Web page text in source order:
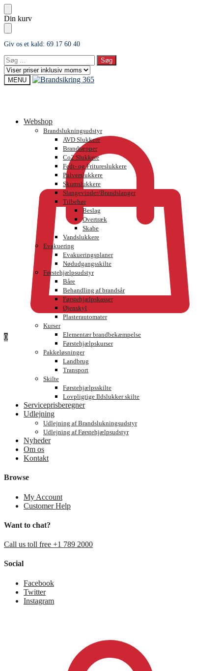
Skip
to
navigation
Skip
to
content
Din kurv
Giv os et kald: 69 17 60 40
Søg
efter:
MENU
0
Webshop
Brandslukningsudstyr
AVD Slukkere
Brandtæpper
Co2 Slukkere
Fedt- og Fritureslukkere
Pulverslukkere
Skumslukkere
Slangevinder/Brandslanger
Tilbehør
Beslag
Overtræk
Skabe
Vandslukkere
Evakuering
Evakueringsplaner
Nødudgangsskilte
Førstehjælpsudstyr
Båre
Behandling af brandsår
Førstehjælpskasser
Øjenskyl
Plasterautomater
Kurser
Elementær brandbekæmpelse
Førstehjælpskurser
Pakkeløsninger
Landbrug
Transport
Skilte
Førstehjælpsskilte
Lovpligtige Ildslukker skilte
Serviceprisberegner
Udlejning
Udlejning af Brandslukningsudstyr
Udlejning af Førstehjælpsudstyr
Nyheder
Om os
Kontakt
Browse
My Account
Customer Help
Want to chat?
Call us toll free +1 789 2000
Social
Facebook
Twitter
Instagram